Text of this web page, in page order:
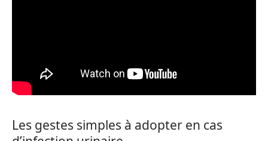
Les gestes simples à adopter en cas